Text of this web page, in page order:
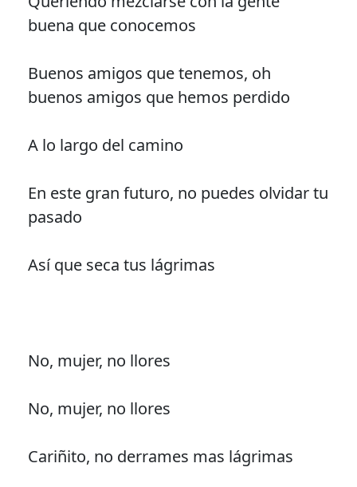
buena que conocemos
Buenos amigos que tenemos, oh
buenos amigos que hemos perdido
A lo largo del camino
En este gran futuro, no puedes olvidar tu
pasado
Así que seca tus lágrimas
No, mujer, no llores
No, mujer, no llores
Cariñito, no derrames mas lágrimas